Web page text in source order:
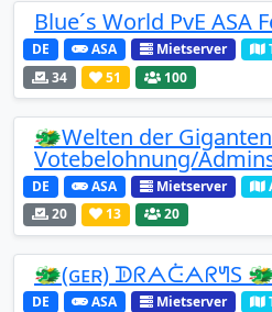
Blue´s World PvE ASA
DE ASA Mietserver
34
51 100
🐲Welten der
Votebelohnung/
DE ASA Mietserver
20
13 20
🐲(ɢᴇʀ) ᗫᖇᗅᑤᗅᖇᖻS
DE ASA Mietserver